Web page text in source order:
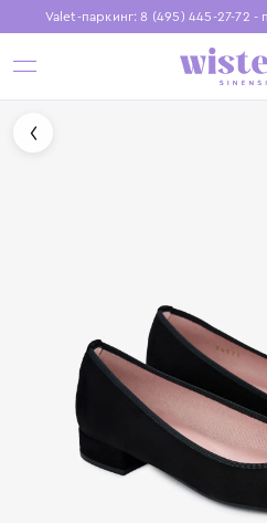
Valet-паркинг: 8 (495) 445-27-72
Бесплатная доставка
Установите приложение,